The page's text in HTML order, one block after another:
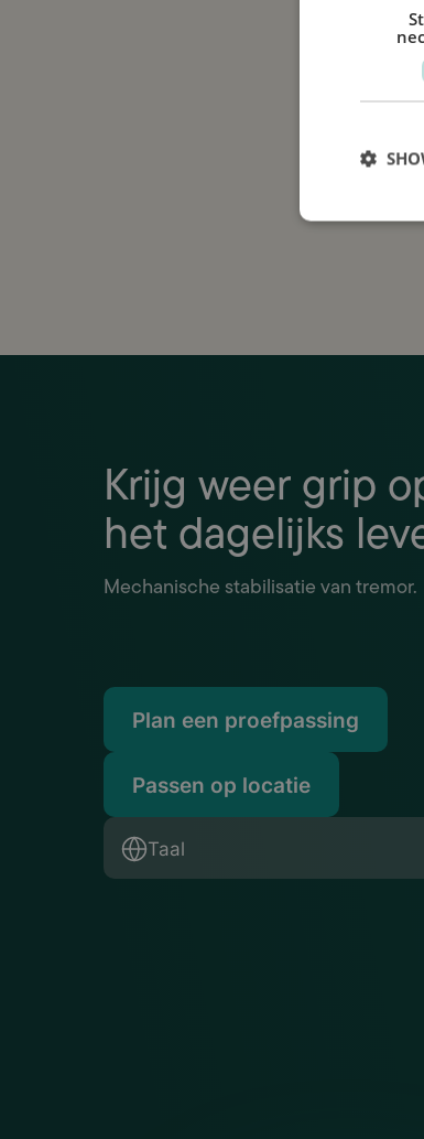
Krijg weer grip
het dagelijks
Mechanische stabilisatie van tremor.
Plan een proefpassing
Passen op locatie
Taal